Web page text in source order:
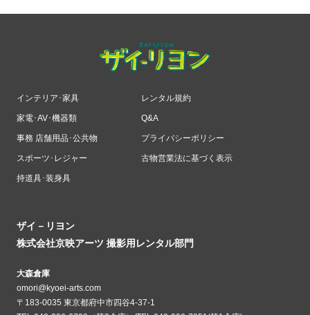
インテリア･家具
家電･AV･機器類
事務 店舗用品･公共物
スポーツ･レジャー
持道具･装身具
レンタル規約
Q&A
プライバシーポリシー
古物営業法に基づく表示
ザイ－リヨン
株式会社京映アーツ 撮影用レンタル部門
大森倉庫
omori@kyoei-arts.com
〒183-0035 東京都府中市四谷4-37-1